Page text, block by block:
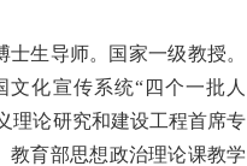
生导师。国家一级教授。
化宣传系统“四个一批人
理论研究和建设工程首席专
教育部思想政治理论课教学